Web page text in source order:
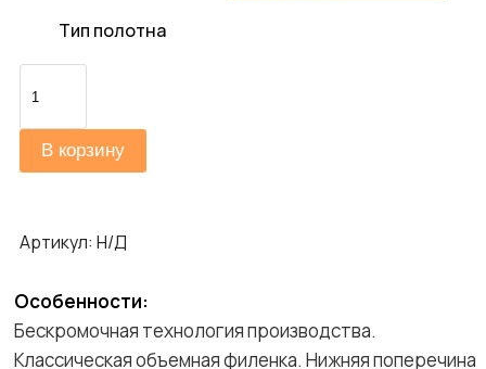
Тип полотна
товара
Прима-11.1
В корзину
Артикул: Н/Д
Особенности:
Бескромочная технология производства.
Классическая объемная филенка. Нижняя поперечина